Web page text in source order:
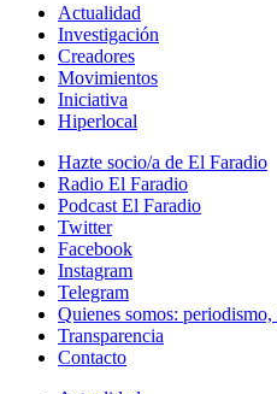
Actualidad
Investigación
Creadores
Movimientos
Iniciativa
Hiperlocal
Hazte socio/a de El Faradio
Radio El Faradio
Podcast El Faradio
Twitter
Facebook
Instagram
Telegram
Quienes somos:
Transparencia
Contacto